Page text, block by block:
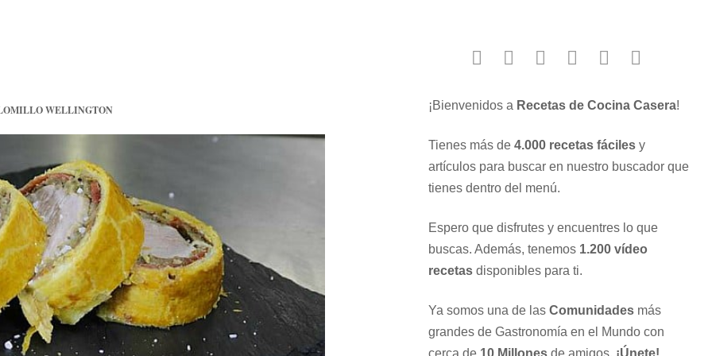
WELLINGTON ¡Bienvenidos a Recetas de Cocina Casera!
Tienes más de 4.000 recetas fácilesy
artículos para buscar en nuestro buscador que
tienes dentro del menú.
Espero que disfrutes y encuentres lo que
buscas. Además, tenemos 1.200 vídeo
recetasdisponibles para ti.
Ya somos una de las Comunidadesmás
grandes de Gastronomía en el Mundo con
cerca de 10 Millonesde amigos. ¡Únete!